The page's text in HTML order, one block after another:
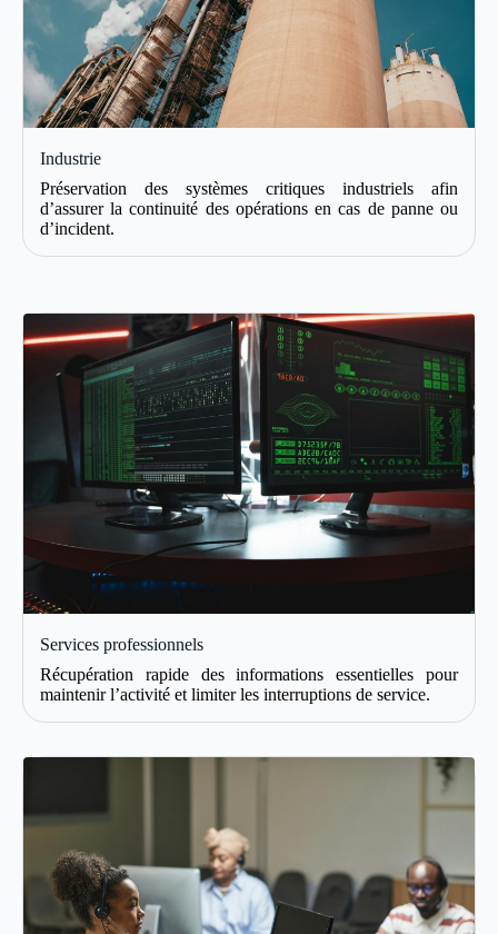
Industrie
Préservation des systèmes critiques industriels afin
d’assurer la continuité des opérations en cas de panne ou
d’incident.
Services professionnels
Récupération rapide des informations essentielles pour
maintenir l’activité et limiter les interruptions de service.